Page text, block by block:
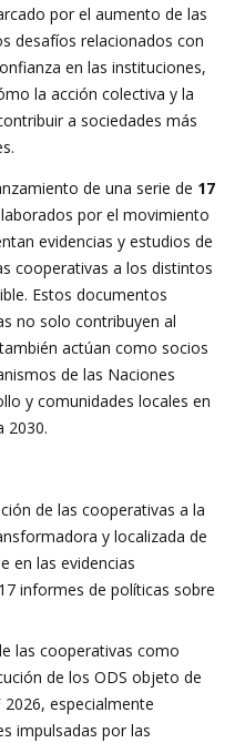
por el aumento de las
desafíos relacionados con
en las instituciones,
la acción colectiva y la
a sociedades más
de una serie de 17
por el movimiento
evidencias y estudios de
cooperativas a los distintos
Estos documentos
no solo contribuyen al
actúan como socios
de las Naciones
y comunidades locales en
2030.
de las cooperativas a la
y localizada de
en las evidencias
informes de políticas sobre
las cooperativas como
de los ODS objeto de
especialmente
impulsadas por las